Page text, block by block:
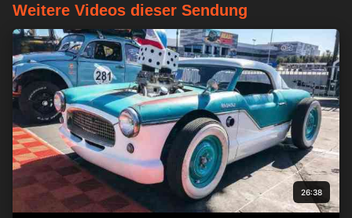
Gerätescans genaue Standortdaten und Kenndaten abfragen.
Sie können auf die entsprechende Schaltfläche klicken, um der
o. a. Datenverarbeitung durch uns und unsere Partner
zuzustimmen. Alternativ können Sie auf detailliertere
Informationen zugreifen und Ihre Einstellungen ändern, bevor
Sie der Verarbeitung zustimmen oder diese ablehnen. Bitte
beachten Sie, dass die Verarbeitung mancher
personenbezogenen Daten ohne Ihre Einwilligung stattfinden
kann, obwohl Sie das Recht haben, einer solchen Verarbeitung
zu widersprechen. Ihre Einstellungen gelten lediglich für diese
Website. Sie können Ihre Einstellungen jederzeit ändern oder
Ihre Einwilligung widerrufen, indem Sie zu dieser Website
zurückkehren und unten auf der Webseite auf die Schaltfläche
Weitere Videos dieser Sendung
26:38